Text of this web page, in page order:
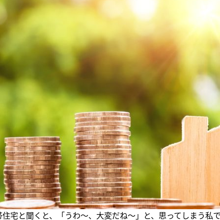
宅と聞くと、「うわ～、大変だね～」と、思ってしまう私